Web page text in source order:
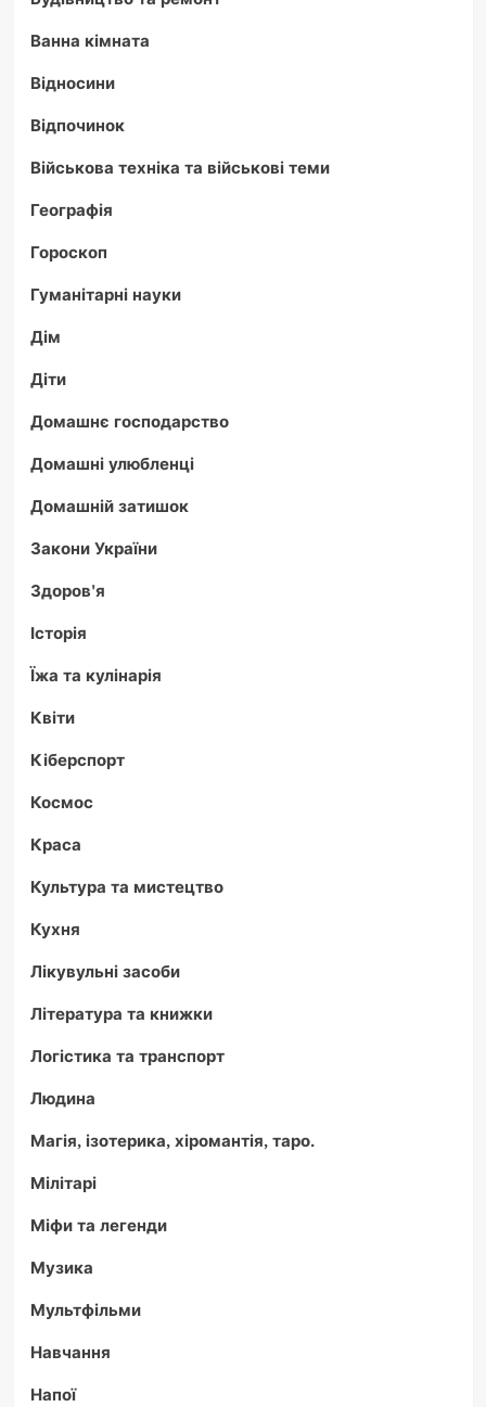
Ванна кімната
Відносини
Відпочинок
Військова техніка та військові теми
Географія
Гороскоп
Гуманітарні науки
Дім
Діти
Домашнє господарство
Домашні улюбленці
Домашній затишок
Закони України
Здоров'я
Історія
Їжа та кулінарія
Квіти
Кіберспорт
Космос
Краса
Культура та мистецтво
Кухня
Лікувульні засоби
Література та книжки
Логістика та транспорт
Людина
Магія, ізотерика, хіромантія, таро.
Мілітарі
Міфи та легенди
Музика
Мультфільми
Навчання
Напої